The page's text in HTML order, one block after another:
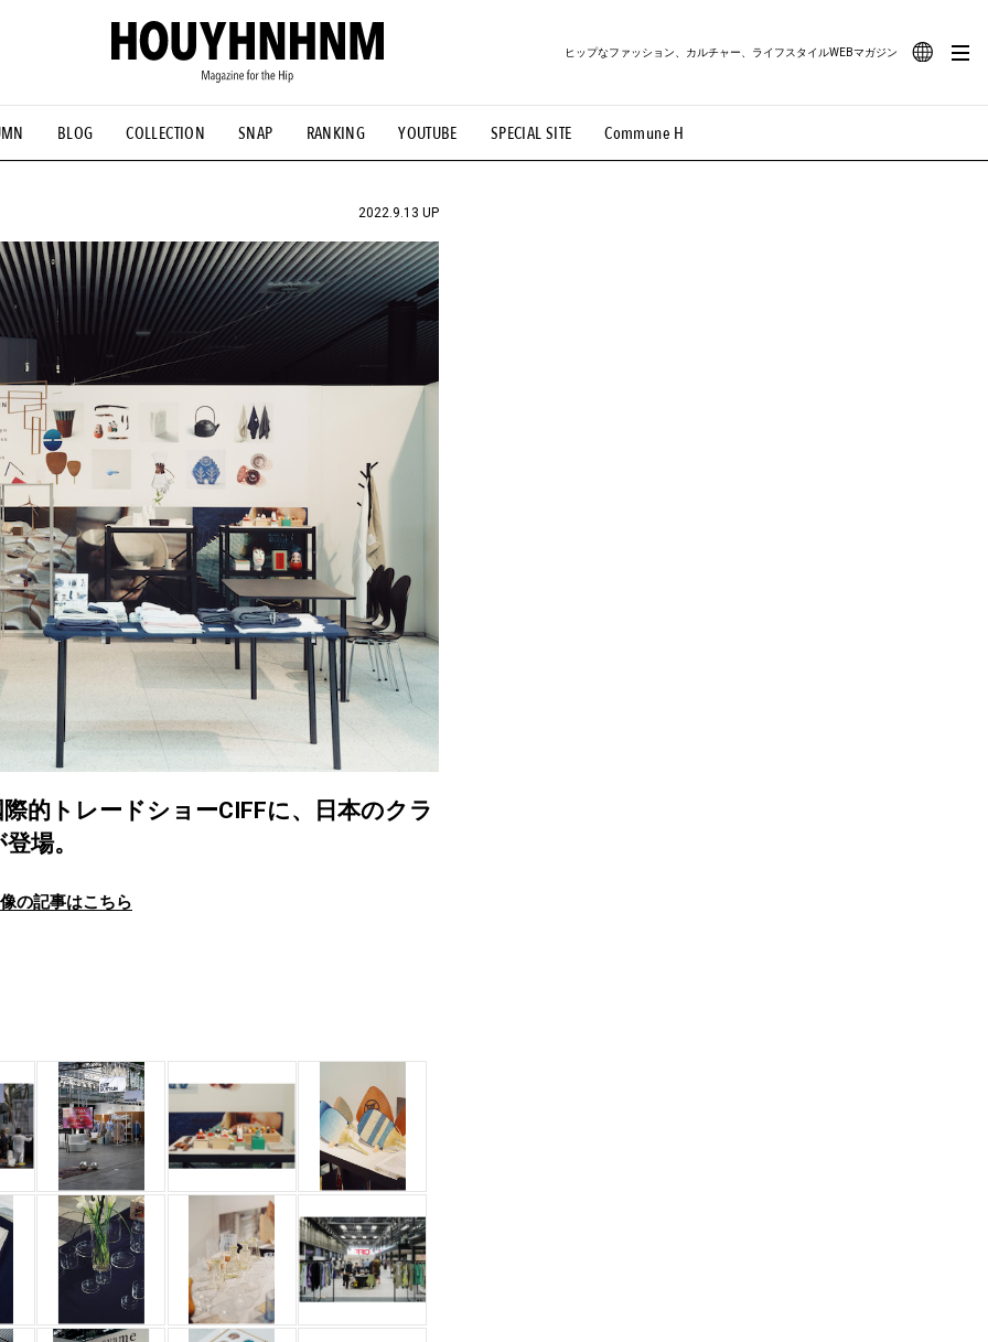
BLOG COLLECTION SNAP RANKING YOUTUBE SPECIAL SITE Commune H
ヒップなファッション、カルチャー、ライフスタイルWEBマガジン
#古着サミット #NEW VINTAGE #マイナーグッド図鑑 #路地裏てぃーん。 #MONTHLY JOURNAL
#FOCUS IT #AH.H #ととけん #FASHION #MUSIC #MOVIE #LIFESTYLE #SNEAKER #OUTDOOR
2022.9.13 UP
的トレードショーCIFFに、日本のクラ
場。
の記事はこちら